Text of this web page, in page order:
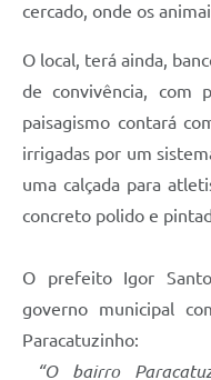
cercado, onde os
O local, terá ainda,
de convivência, com
paisagismo contará
irrigadas por um
uma calçada para
concreto polido e
O prefeito Igor
governo municipal
Paracatuzinho:
“O bairro